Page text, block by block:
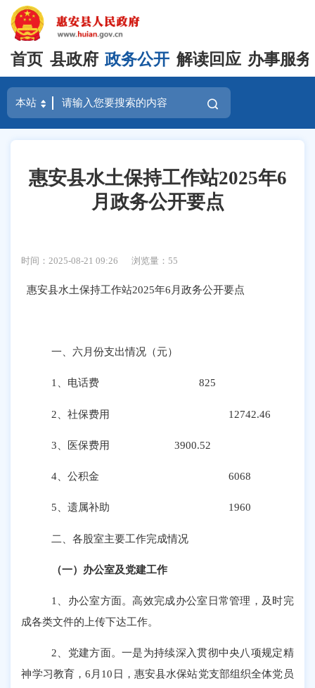
首页 县政府 政务公开 解读回应 办事服务
惠安县水土保持工作站2025年6
月政务公开要点
时间：2025-08-21 09:26 浏览量：55
惠安县水土保持工作站2025年6 月政务公开要点
一、 六月份支出情况（元）
1、电话费825
2、社保费用 12742.46
3、医保费用 3900.52
4 、公积金 6068
5 、遗属补助 1960
二、各股室主要工作完成情况
（一）办公室及党建工作
1
、办公室方面。高效完成办公室日常管理，及时完
成各类文件的上传下达工作。
2、党建方面。一是为持续深入贯彻中央八项规定精
神学习教育，6月10日，惠安县水保站党支部组织全体党员